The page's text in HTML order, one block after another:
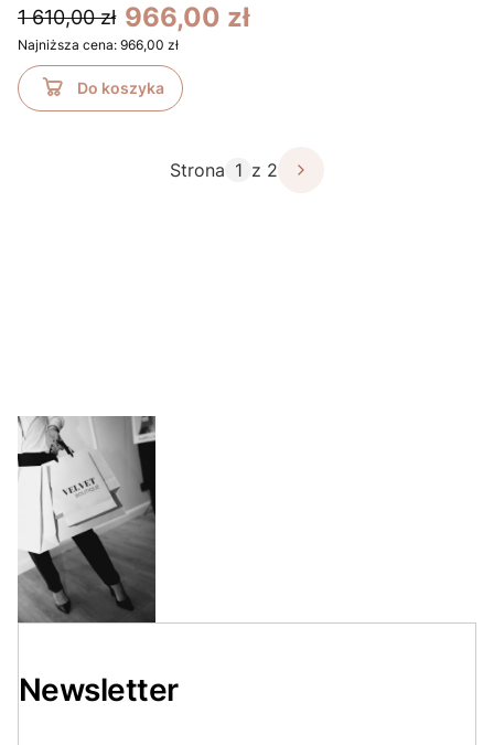
1 610,00 zł 966,00 zł
Najniższa cena: 966,00 zł
Do koszyka
Strona z 2
Newsletter